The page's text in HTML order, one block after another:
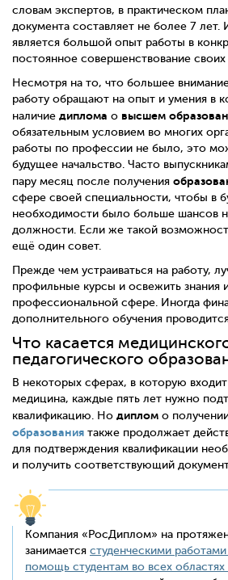
словам экспертов, в практическом
документа составляет не более 7
является большой опыт работы в
постоянное совершенствование своих
Несмотря на то, что большее
работу обращают на опыт и умения в
наличие диплома о высшем
обязательным условием во многих
работы по профессии не было, это
будущее начальство. Часто
пару месяц после получения
сфере своей специальности, чтобы в
необходимости было больше шансов
должности. Если же такой
ещё один совет.
Прежде чем устраиваться на работу,
профильные курсы и освежить знания
профессиональной сфере. Иногда
дополнительного обучения
Что касается
педагогического
В некоторых сферах, в которую входит
медицина, каждые пять лет нужно
квалификацию. Но диплом о
образования также продолжает
для подтверждения квалификации
и получить соответствующий
Компания «РосДиплом» на
занимается студенческими
помощь студентам во всех областях